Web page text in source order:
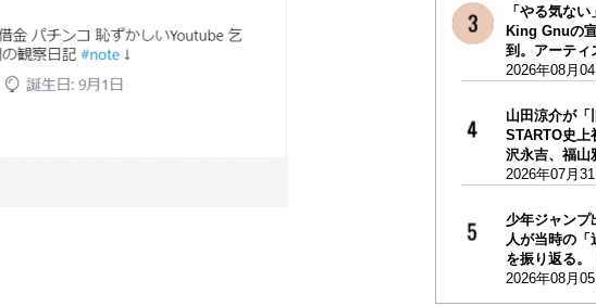
「やる気な
King Gnuの
到。アーティ
2026年08月04
山田涼介が「
STARTO史上
沢永吉、福山
2026年07月31
少年ジャンプ
人が当時の「
を振り返る。
2026年08月05